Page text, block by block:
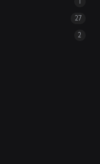
27
2